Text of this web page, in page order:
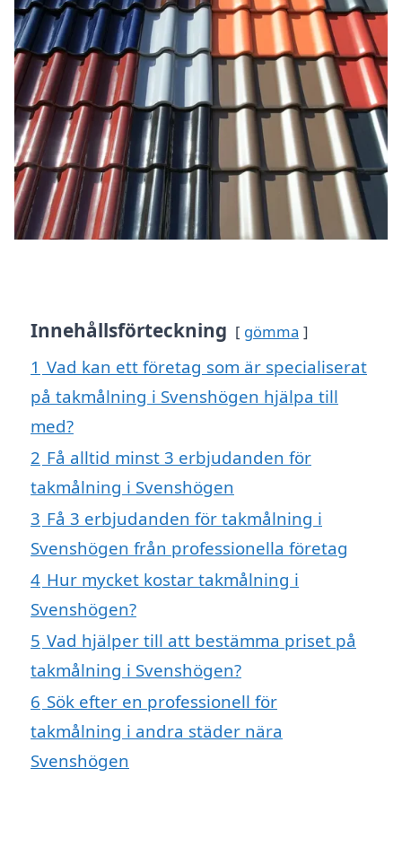
Innehållsförteckning gömma
1 Vad kan ett företag som är specialiserat
på takmålning i Svenshögen hjälpa till
med?
2 Få alltid minst 3 erbjudanden för
takmålning i Svenshögen
3 Få 3 erbjudanden för takmålning i
Svenshögen från professionella företag
4 Hur mycket kostar takmålning i
Svenshögen?
5 Vad hjälper till att bestämma priset på
takmålning i Svenshögen?
6 Sök efter en professionell för
takmålning i andra städer nära
Svenshögen